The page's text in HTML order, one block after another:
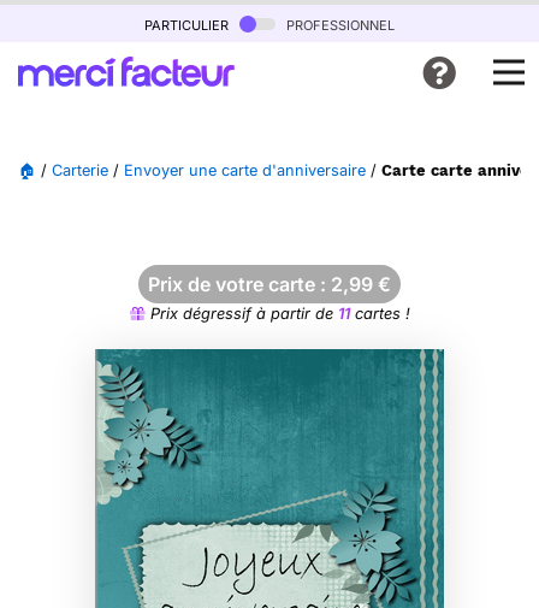
particulier professionnel
🏠 / Carterie / Envoyer une carte d'anniversaire / Carte carte
Prix de votre carte : 2,99 €
Prix dégressif à partir de 11cartes !